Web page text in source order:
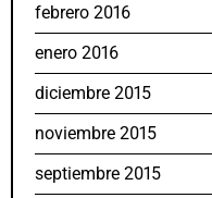
febrero 2016
enero 2016
diciembre 2015
noviembre 2015
septiembre 2015